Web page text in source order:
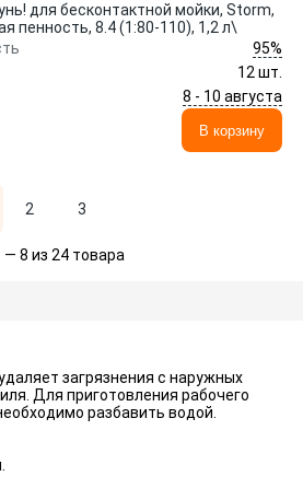
для бесконтактной мойки, Storm,
пенность, 8.4 (1:80-110), 1,2 л\
95%
12 шт.
8 - 10 августа
В корзину
2 3
— 8 из 24 товара
загрязнения с наружных
Для приготовления рабочего
разбавить водой.